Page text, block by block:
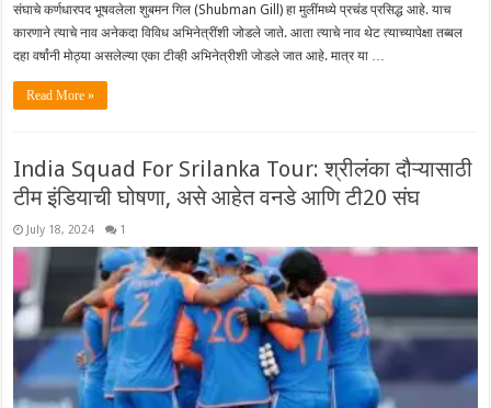
संघाचे कर्णधारपद भूषवलेला शुबमन गिल (Shubman Gill) हा मुलींमध्ये प्रचंड प्रसिद्ध आहे. याच
कारणाने त्याचे नाव अनेकदा विविध अभिनेत्रींशी जोडले जाते. आता त्याचे नाव थेट त्याच्यापेक्षा तब्बल
दहा वर्षांनी मोठ्या असलेल्या एका टीव्ही अभिनेत्रीशी जोडले जात आहे. मात्र या …
Read More »
India Squad For Srilanka Tour: श्रीलंका दौऱ्यासाठी
टीम इंडियाची घोषणा, असे आहेत वनडे आणि टी20 संघ
July 18, 2024 1